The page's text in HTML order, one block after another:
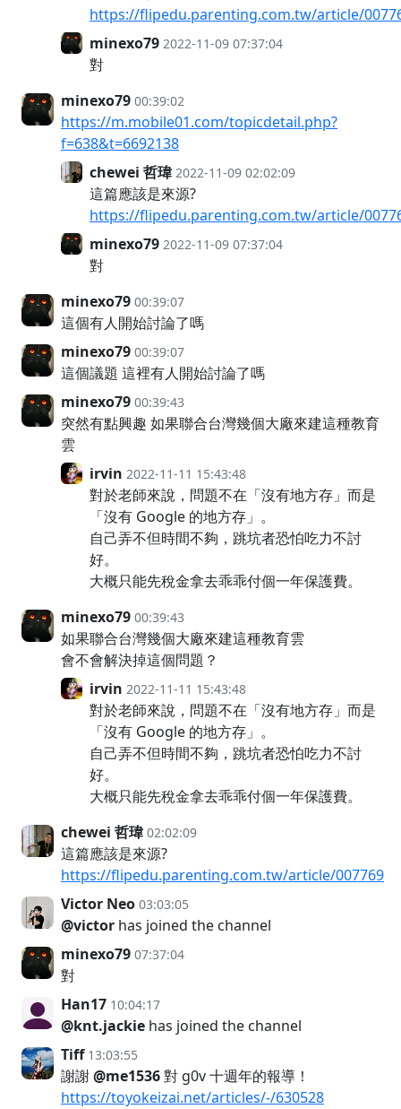
https://flipedu.parenting.com.tw/article/
minexo79 2022-11-09 07:37:04
對
minexo79 00:39:02
https://m.mobile01.com/topicdetail.php?
f=638&t=6692138
chewei 哲瑋 2022-11-09 02:02:09
這篇應該是來源?
https://flipedu.parenting.com.tw/article/
minexo79 2022-11-09 07:37:04
對
minexo79 00:39:07
這個有人開始討論了嗎
minexo79 00:39:07
這個議題 這裡有人開始討論了嗎
minexo79 00:39:43
突然有點興趣 如果聯合台灣幾個大廠來建這種教育
雲
irvin 2022-11-11 15:43:48
對於老師來說，問題不在「沒有地方存」而是
「沒有 Google 的地方存」。
自己弄不但時間不夠，跳坑者恐怕吃力不討
好。
大概只能先稅金拿去乖乖付個一年保護費。
minexo79 00:39:43
如果聯合台灣幾個大廠來建這種教育雲
會不會解決掉這個問題？
irvin 2022-11-11 15:43:48
對於老師來說，問題不在「沒有地方存」而是
「沒有 Google 的地方存」。
自己弄不但時間不夠，跳坑者恐怕吃力不討
好。
大概只能先稅金拿去乖乖付個一年保護費。
chewei 哲瑋 02:02:09
這篇應該是來源?
https://flipedu.parenting.com.tw/article/007769
Victor Neo 03:03:05
@victor has joined the channel
minexo79 07:37:04
對
Han17 10:04:17
@knt.jackie has joined the channel
Tiff 13:03:55
謝謝@me1536對 g0v 十週年的報導！
https://toyokeizai.net/articles/-/630528